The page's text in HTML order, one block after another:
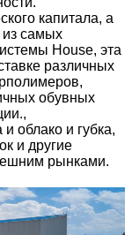
капитала, а
из самых
House, эта
различных
обувных
облако и губка,
и другие
рынками.